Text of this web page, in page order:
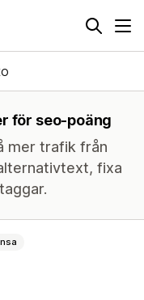
för seo-poäng
mer trafik från
fixa